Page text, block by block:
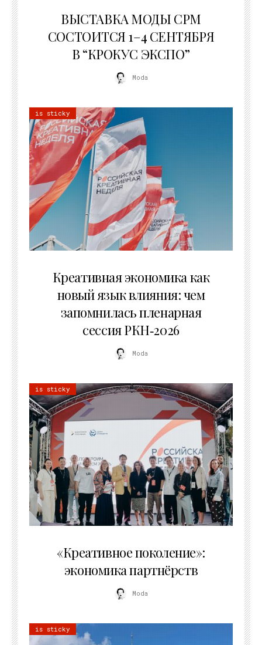
ВЫСТАВКА МОДЫ CPM
СОСТОИТСЯ 1–4 СЕНТЯБРЯ
В “КРОКУС ЭКСПО”
Moda
is sticky
Креативная экономика как
новый язык влияния: чем
запомнилась пленарная
сессия РКН‑2026
Moda
is sticky
«Креативное поколение»:
экономика партнёрств
Moda
is sticky